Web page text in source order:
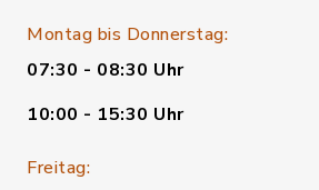
Montag bis Donnerstag:
07:30 - 08:30 Uhr
10:00 - 15:30 Uhr
Freitag: